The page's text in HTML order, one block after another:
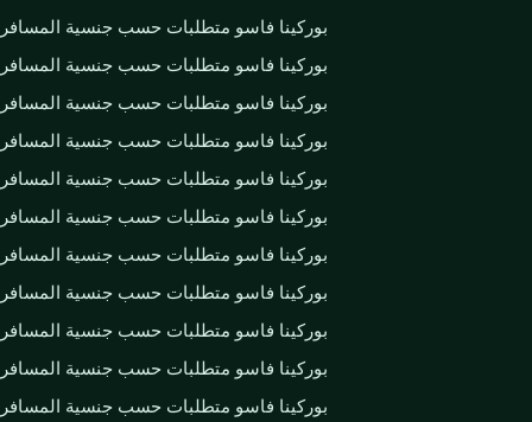
بوركينا فاسو متطلبات حسب جنسية المسافر
بوركينا فاسو متطلبات حسب جنسية المسافر
بوركينا فاسو متطلبات حسب جنسية المسافر
بوركينا فاسو متطلبات حسب جنسية المسافر
بوركينا فاسو متطلبات حسب جنسية المسافر
بوركينا فاسو متطلبات حسب جنسية المسافر
بوركينا فاسو متطلبات حسب جنسية المسافر
بوركينا فاسو متطلبات حسب جنسية المسافر
بوركينا فاسو متطلبات حسب جنسية المسافر
بوركينا فاسو متطلبات حسب جنسية المسافر
بوركينا فاسو متطلبات حسب جنسية المسافر